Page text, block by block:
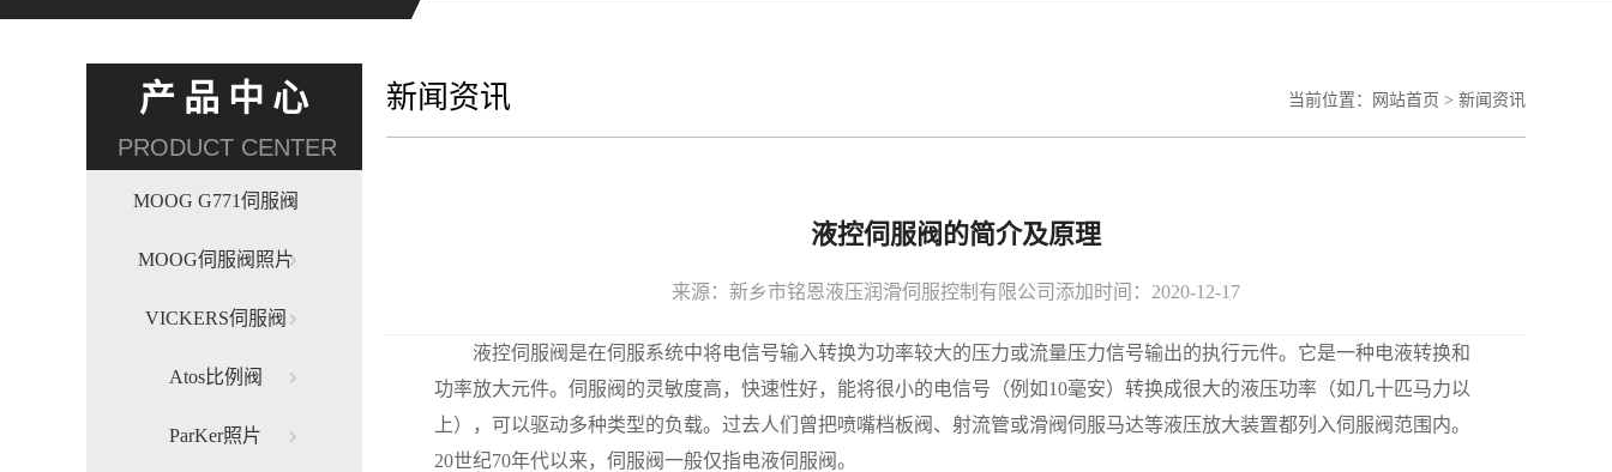
产品中心
PRODUCT CENTER
MOOG G771伺服阀
MOOG伺服阀照片
VICKERS伺服阀
Atos比例阀
ParKer照片
新闻资讯 当前位置： 网站首页 > 新闻资讯
液控伺服阀的简介及原理
来源：新乡市铭恩液压润滑伺服控制有限公司添加时间：2020-12-17
液控伺服阀是在伺服系统中将电信号输入转换为功率较大的压力或流量压力信号输出的执行元件。它是一种电液转换和
功率放大元件。伺服阀的灵敏度高，快速性好，能将很小的电信号（例如10毫安）转换成很大的液压功率（如几十匹马力以
上），可以驱动多种类型的负载。过去人们曾把喷嘴档板阀、射流管或滑阀伺服马达等液压放大装置都列入伺服阀范围内。
20世纪70年代以来，伺服阀一般仅指电液伺服阀。